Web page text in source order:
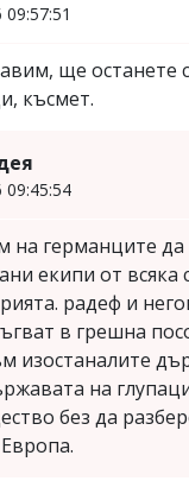
09:57:51
ще останете
късмет.
09:45:54
на германците да
екипи от всяка
радеф и
в грешна
изостаналите
на
без да